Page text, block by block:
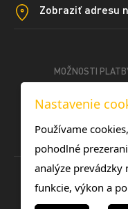
Zobraziť adresu
MOŽNOSTI
Nastavenie
Používame
pohodlné
analýze prevádzky
funkcie, výkon a